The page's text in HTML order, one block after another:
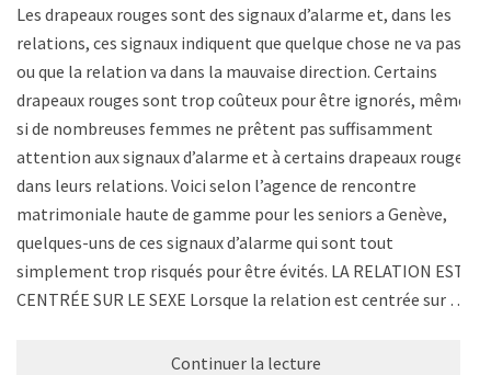
Les drapeaux rouges sont des signaux d’alarme et, dans les
relations, ces signaux indiquent que quelque chose ne va pas
ou que la relation va dans la mauvaise direction. Certains
drapeaux rouges sont trop coûteux pour être ignorés, même
si de nombreuses femmes ne prêtent pas suffisamment
attention aux signaux d’alarme et à certains drapeaux rouges
dans leurs relations. Voici selon l’agence de rencontre
matrimoniale haute de gamme pour les seniors a Genève,
quelques-uns de ces signaux d’alarme qui sont tout
simplement trop risqués pour être évités. LA RELATION EST
CENTRÉE SUR LE SEXE Lorsque la relation est centrée sur …
Continuer la lecture